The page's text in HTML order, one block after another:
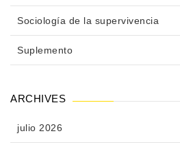
Sociología de la supervivencia
Suplemento
ARCHIVES
julio 2026